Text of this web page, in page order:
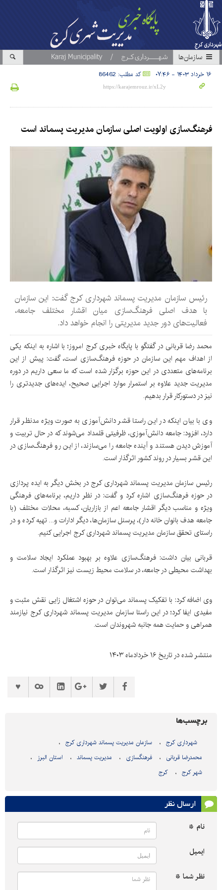
سازمان‎ها
۱۶ خرداد ۱۴۰۳ - ۰۷:۴۶ کد مطلب: 86462
فرهنگ‌سازی اولویت اصلی سازمان مدیریت پسماند است
رئیس سازمان مدیریت پسماند شهرداری کرج گفت: این سازمان
با هدف اصلی فرهنگ‌سازی میان اقشار مختلف جامعه،
فعالیت‌های دور جدید مدیریتی را انجام خواهد داد.
محمد رضا قربانی در گفتگو با پایگاه خبری کرج امروز؛ با اشاره به اینکه یکی
از اهداف مهم این سازمان در حوزه فرهنگ‌سازی است، گفت: پیش از این
برنامه‌های متعددی در این حوزه برگزار شده است که ما سعی داریم در دوره
مدیریت جدید علاوه بر استمرار موارد اجرایی صحیح، ‌ایده‌های جدیدتری را
نیز در دستورکار قرار بدهیم.
وی با بیان اینکه در این راستا قشر دانش‌آموزی به صورت ویژه مدنظر قرار
دارد، افزود: جامعه دانش‌آموزی، ظرفیتی قلمداد می‌شوند که در حال تربیت و
آموزش دیدن هستند و آینده جامعه را می‌سازند، از این رو فرهنگ‌سازی در
این قشر بسیار در روند کشور اثرگذار است.
رئیس سازمان مدیریت پسماند شهرداری کرج در بخش دیگر به‌ ایده پردازی
در حوزه فرهنگ‌سازی اشاره کرد و گفت: در نظر داریم، برنامه‌های فرهنگی
ویژه و مناسب دیگر اقشار جامعه اعم از بازاریان، کسبه، محلات مختلف (با
جامعه هدف بانوان خانه دار)، پرسنل سازمان‌ها، دیگر ادارات و... تهیه کرده و در
راستای تحقق سازمان مدیریت پسماند شهرداری کرج اجرایی کنیم.
قربانی بیان داشت: فرهنگ‌سازی علاوه بر بهبود عملکرد ایجاد سلامت و
بهداشت محیطی در جامعه، در سلامت محیط زیست نیز اثرگذار است.
وی اضافه کرد: با تفکیک پسماند می‌توان در حوزه اشتغال زایی نقش مثبت و
مفیدی ایفا کرد؛ در این راستا سازمان مدیریت پسماند شهرداری کرج نیازمند
همراهی و حمایت همه جانبه شهروندان است.
منتشر شده در تاریخ ۱۶ خردادماه ۱۴۰۳
برچسب‌ها
شهرداری کرج
سازمان مدیریت پسماند شهرداری کرج
محمدرضا قربانی
فرهنگسازی مدیریت پسماند
استان البرز
شهر کرج
کرج
ارسال نظر
نام *
ایمیل
نظر شما *